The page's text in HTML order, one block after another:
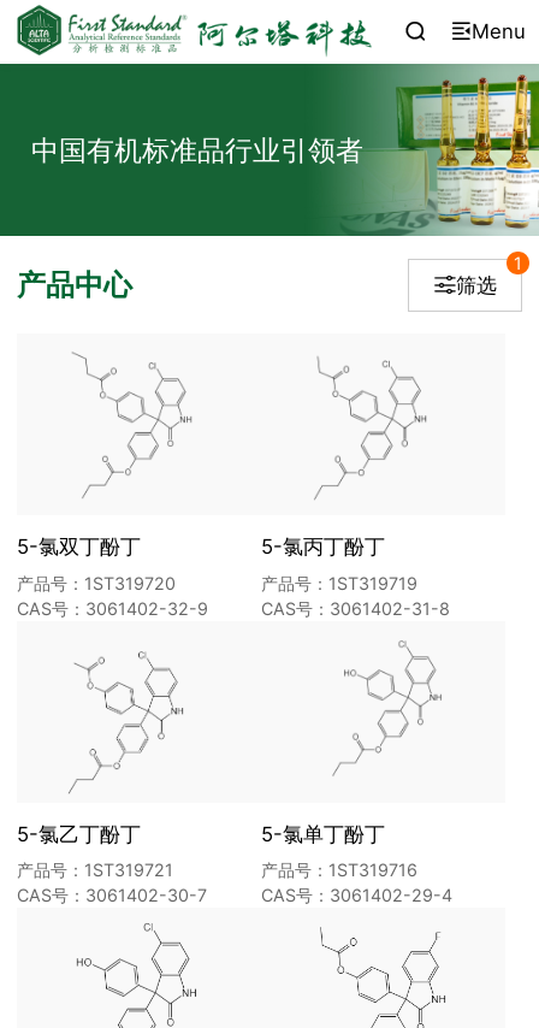
 Menu
中国有机标准品行业引领者
产品中心 筛选
1
5-氯双丁酚丁
产品号：1ST319720
CAS号：3061402-32-9
5-氯丙丁酚丁
产品号：1ST319719
CAS号：3061402-31-8
5-氯乙丁酚丁
产品号：1ST319721
CAS号：3061402-30-7
5-氯单丁酚丁
产品号：1ST319716
CAS号：3061402-29-4